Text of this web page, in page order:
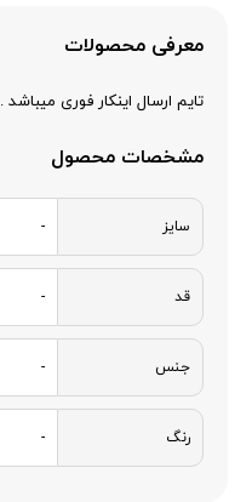
معرفی محصولات
تایم ارسال اینکار فوری میباشد .
مشخصات محصول
سایز -
قد -
جنس -
رنگ -